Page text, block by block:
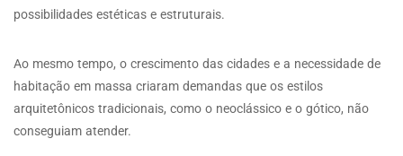
possibilidades estéticas e estruturais.
Ao mesmo tempo, o crescimento das cidades e a necessidade de
habitação em massa criaram demandas que os estilos
arquitetônicos tradicionais, como o neoclássico e o gótico, não
conseguiam atender.